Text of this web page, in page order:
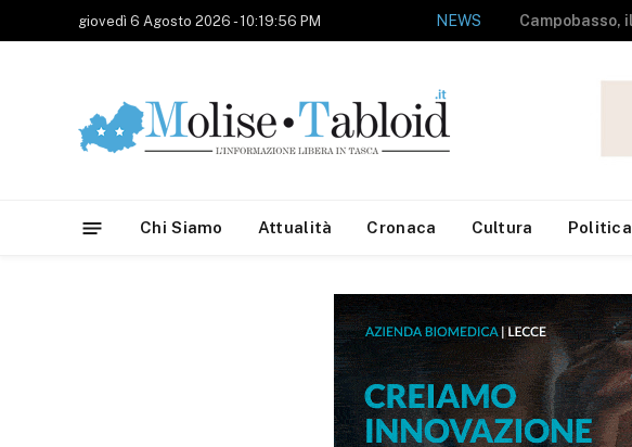
giovedì 6 Agosto 2026 - 10:19:56 PM NEWS
Chi Siamo Attualità Cronaca Cultura Politica